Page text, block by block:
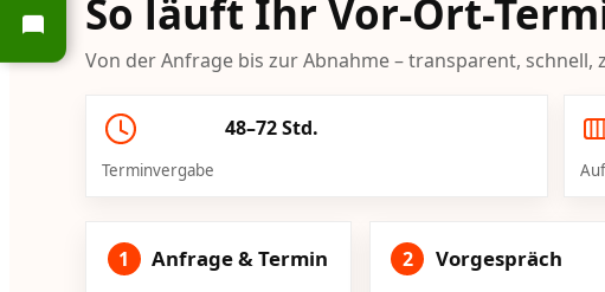
So läuft Ihr Vor-Ort-
Von der Anfrage bis zur Abnahme – transparent, schnell,
48–72 Std.
Terminvergabe
1 Anfrage & Termin 2 Vorgespräch